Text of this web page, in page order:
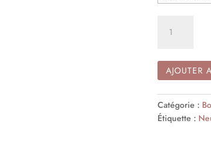
miroir
Rosé
AJOUTER
Catégorie :
Étiquette :